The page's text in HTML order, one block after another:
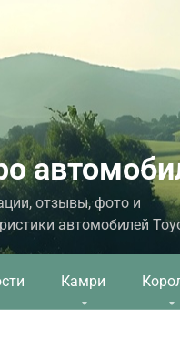
отзывы, фото и
автомобилей
Камри